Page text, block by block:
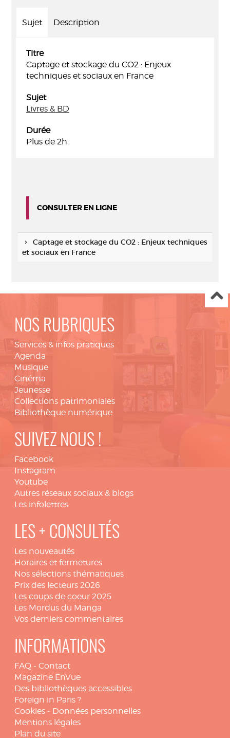
Sujet Description
Titre
Captage et stockage du CO2 : Enjeux
techniques et sociaux en France
Sujet
Livres & BD
Durée
Plus de 2h.
CONSULTER EN LIGNE
Captage et stockage du CO2 : Enjeux techniques
et sociaux en France
NOS RUBRIQUES
Services & infos pratiques
Agenda
Musique
Cinéma
Jeunesse
Collections patrimoniales
Bibliothèque numérique
SUIVEZ NOUS !
Facebook
Instagram
Youtube
Autres réseaux sociaux & blogs
Les infolettres
LES + CONSULTÉS
Les nouveautés
Horaires et fermetures
Nos sélections thématiques
Prix des lecteurs 2026
Les coups de coeur 2025
Les Mordus du Manga
Vos derniers commentaires
INFORMATIONS
FAQ - Contact
Magazine EnVue
Des bibliothèques accessibles
Foreign in Paris ?
Cookies - Données personnelles
Mentions légales
Plan du site